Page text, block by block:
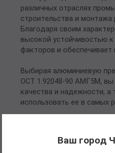
различных отраслях
строительства и монтажа
Благодаря своим
высокой устойчивостью
факторов и
Выбирая алюминиевую
ОСТ 1.92048-90 АМГ5М, вы
качества и надежности,
использовать ее в самых
Ваш город